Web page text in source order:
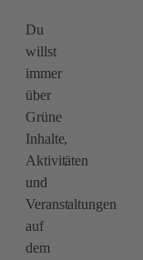
Du
willst
immer
über
Grüne
Inhalte,
Aktivitäten
und
Veranstaltungen
auf
dem